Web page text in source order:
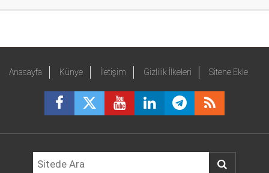
Anasayfa Künye İletişim Gizlilik İlkeleri Sitene Ekle